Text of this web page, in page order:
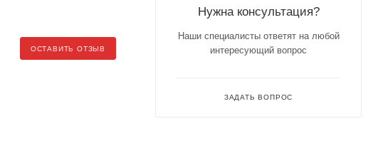
ОСТАВИТЬ ОТЗЫВ
Нужна консультация?
Наши специалисты ответят на любой
интересующий вопрос
ЗАДАТЬ ВОПРОС